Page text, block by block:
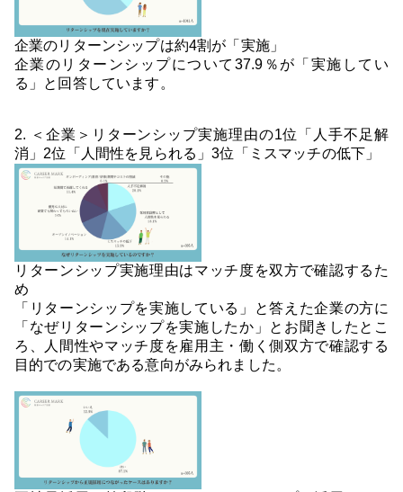
企業のリターンシップは約4割が「実施」
企業のリターンシップについて37.9％が「実施してい
る」と回答しています。
2. ＜企業＞リターンシップ実施理由の1位「人手不足解
消」2位「人間性を見られる」3位「ミスマッチの低下」
リターンシップ実施理由はマッチ度を双方で確認するた
め
「リターンシップを実施している」と答えた企業の方に
「なぜリターンシップを実施したか」とお聞きしたとこ
ろ、人間性やマッチ度を雇用主・働く側双方で確認する
目的での実施である意向がみられました。